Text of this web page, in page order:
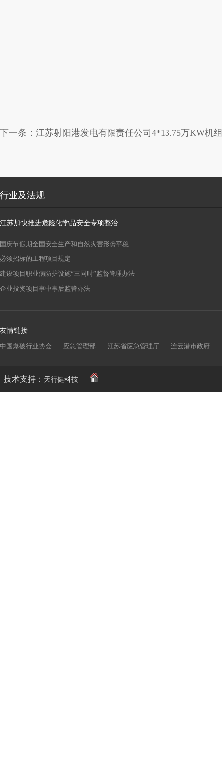
下一条： 江苏射阳港发电有限责任公司4*13.75万KW机
行业及法规
江苏加快推进危险化学品安全专项整治
国庆节假期全国安全生产和自然灾害形势平稳
必须招标的工程项目规定
建设项目职业病防护设施“三同时”监督管理办法
企业投资项目事中事后监管办法
友情链接
中国爆破行业协会 应急管理部 江苏省应急管理厅 连云港市政府
技术支持： 天行健科技